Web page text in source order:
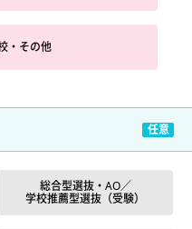
・その他
総合型選抜・AO／
学校推薦型選抜（受験）